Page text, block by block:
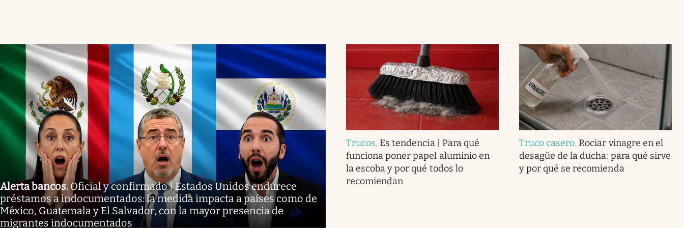
Alerta bancos. Oficial y confirmado | Estados Unidos endurece
préstamos a indocumentados: la medida impacta a países como de
México, Guatemala y El Salvador, con la mayor presencia de
migrantes indocumentados
Trucos. Es tendencia | Para qué
funciona poner papel aluminio en
la escoba y por qué todos lo
recomiendan
Truco casero. Rociar vinagre en el
desagüe de la ducha: para qué sirve
y por qué se recomienda